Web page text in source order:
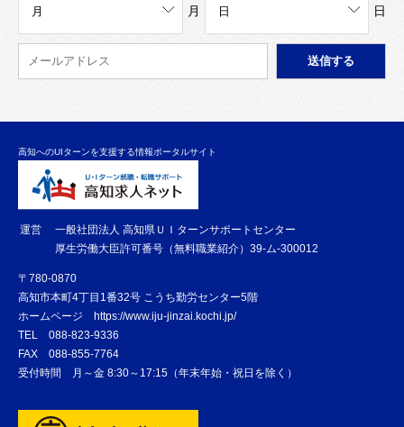
月 日
高知へのUIターンを支援する情報ポータルサイト
運営
一般社団法人 高知県ＵＩターンサポートセンター
厚生労働大臣許可番号（無料職業紹介）39-ム-300012
〒780-0870
高知市本町4丁目1番32号 こうち勤労センター5階
ホームページ https://www.iju-jinzai.kochi.jp/
TEL 088-823-9336
FAX 088-855-7764
受付時間 月～金 8:30～17:15（年末年始・祝日を除く）